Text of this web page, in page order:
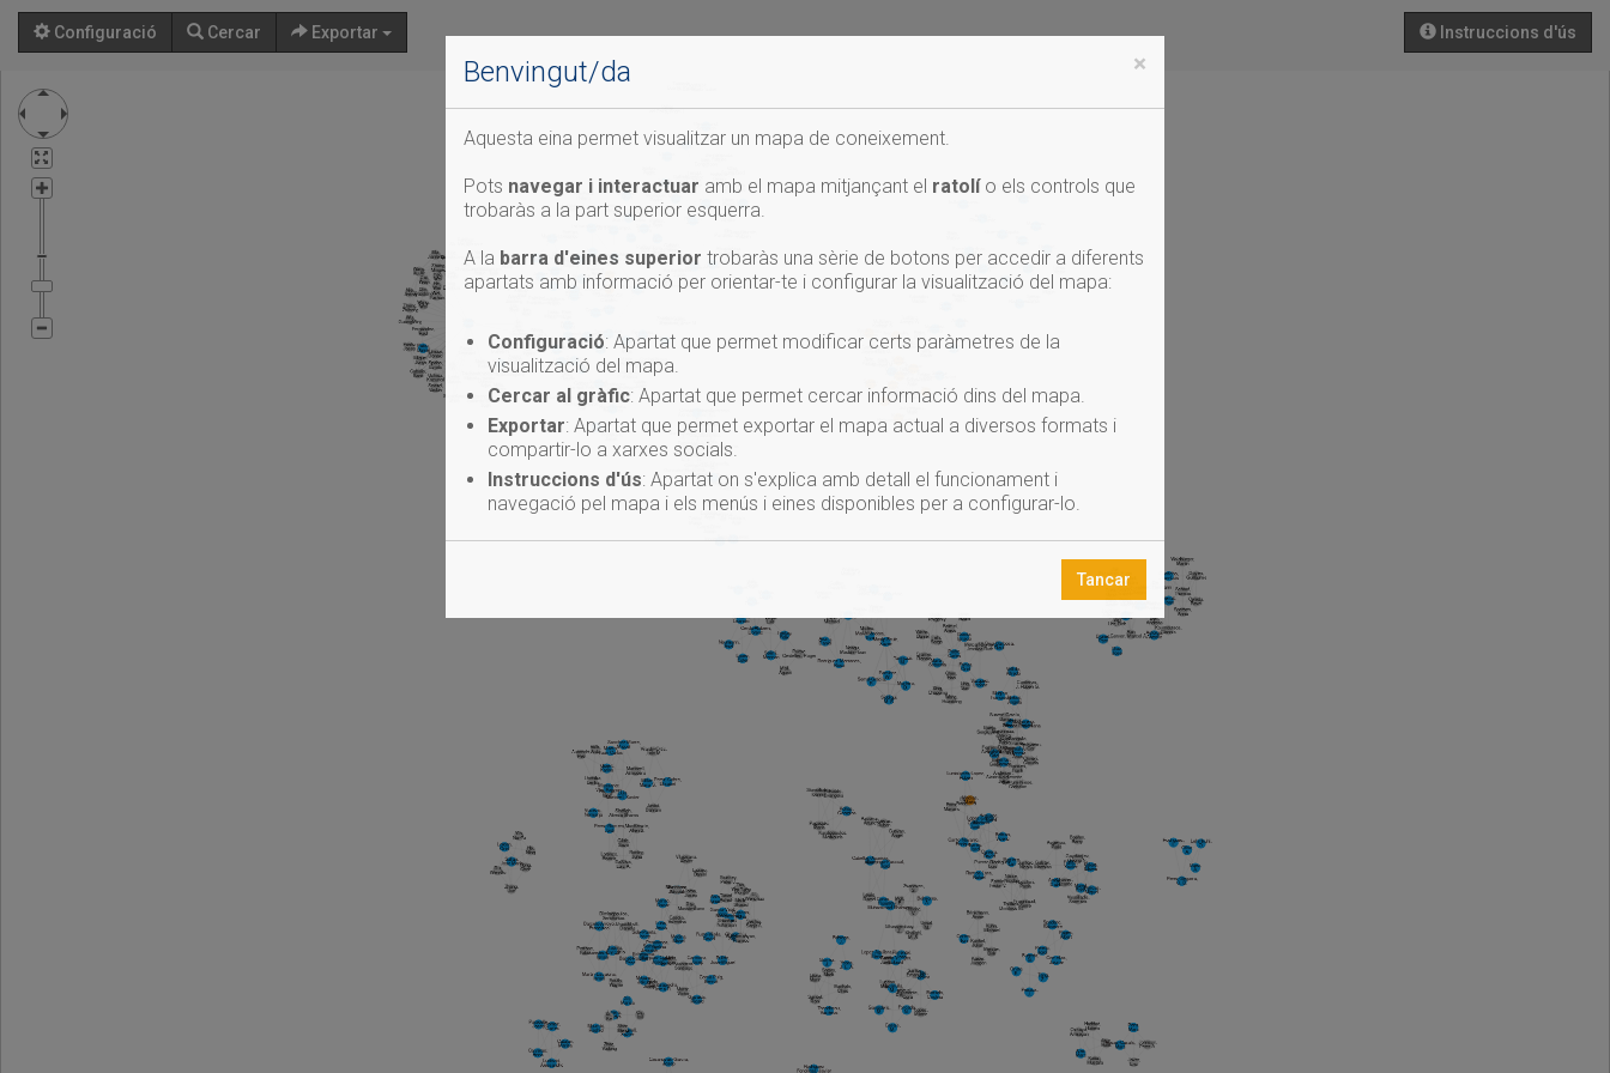
Configuració Cercar Exportar Instruccions d'ús
×
Benvingut/da
Aquesta eina permet visualitzar un mapa de coneixement.
Pots navegar i interactuar amb el mapa mitjançant el ratolío els controls que
trobaràs a la part superior esquerra.
A la barra d'eines superior trobaràs una sèrie de botons per accedir a diferents
apartats amb informació per orientar-te i configurar la visualització del mapa:
Configuració: Apartat que permet modificar certs paràmetres de la
visualització del mapa.
Cercar al gràfic: Apartat que permet cercar informació dins del mapa.
Exportar: Apartat que permet exportar el mapa actual a diversos formats i
compartir-lo a xarxes socials.
Instruccions d'ús: Apartat on s'explica amb detall el funcionament i
navegació pel mapa i els menús i eines disponibles per a configurar-lo.
Tancar